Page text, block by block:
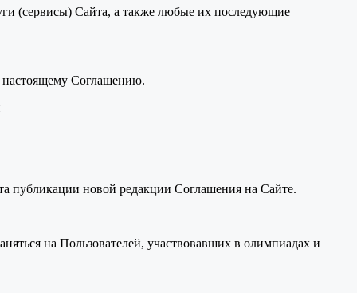
(сервисы) Сайта, а также любые их последующие
настоящему Соглашению.
публикации новой редакции Соглашения на Сайте.
на Пользователей, участвовавших в олимпиадах и